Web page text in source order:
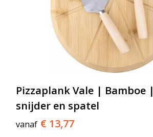
Pizzaplank Vale | Bamboe
snijder en spatel
vanaf € 13,77